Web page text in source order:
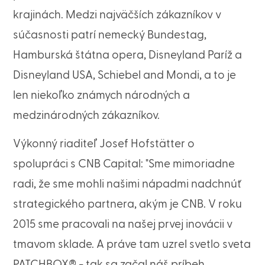
krajinách. Medzi najväčších zákazníkov v
súčasnosti patrí nemecký Bundestag,
Hamburská štátna opera, Disneyland Paríž a
Disneyland USA, Schiebel and Mondi, a to je
len niekoľko známych národných a
medzinárodných zákazníkov.
Výkonný riaditeľ Josef Hofstätter o
spolupráci s CNB Capital: "Sme mimoriadne
radi, že sme mohli našimi nápadmi nadchnúť
strategického partnera, akým je CNB. V roku
2015 sme pracovali na našej prvej inovácii v
tmavom sklade. A práve tam uzrel svetlo sveta